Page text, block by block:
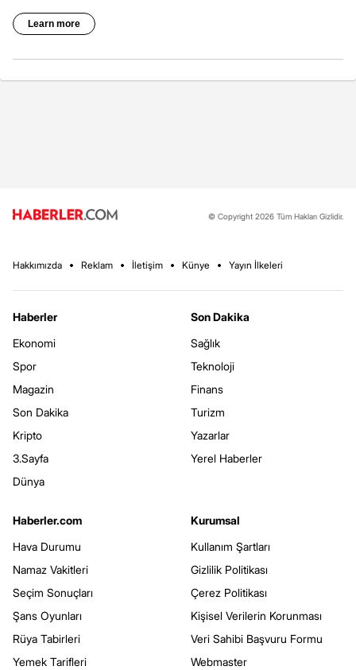
© Copyright 2026 Tüm Hakları Gizlidir.
Hakkımızda Reklam İletişim Künye Yayın İlkeleri
Haberler
Ekonomi
Spor
Magazin
Son Dakika
Kripto
3.Sayfa
Dünya
Son Dakika
Sağlık
Teknoloji
Finans
Turizm
Yazarlar
Yerel Haberler
Haberler.com
Hava Durumu
Namaz Vakitleri
Seçim Sonuçları
Şans Oyunları
Rüya Tabirleri
Yemek Tarifleri
Kurumsal
Kullanım Şartları
Gizlilik Politikası
Çerez Politikası
Kişisel Verilerin Korunması
Veri Sahibi Başvuru Formu
Webmaster